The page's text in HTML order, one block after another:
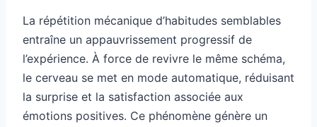
La répétition mécanique d’habitudes semblables
entraîne un appauvrissement progressif de
l’expérience. À force de revivre le même schéma,
le cerveau se met en mode automatique, réduisant
la surprise et la satisfaction associée aux
émotions positives. Ce phénomène génère un